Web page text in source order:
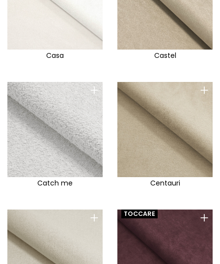
Casa Castel
+
Catch me
+
Centauri
+ +
TOCCARE